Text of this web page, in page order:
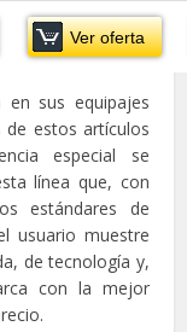
Ver oferta
en sus equipajes
estos artículos
especial se
línea que, con
estándares de
usuario muestre
de tecnología y,
con la mejor